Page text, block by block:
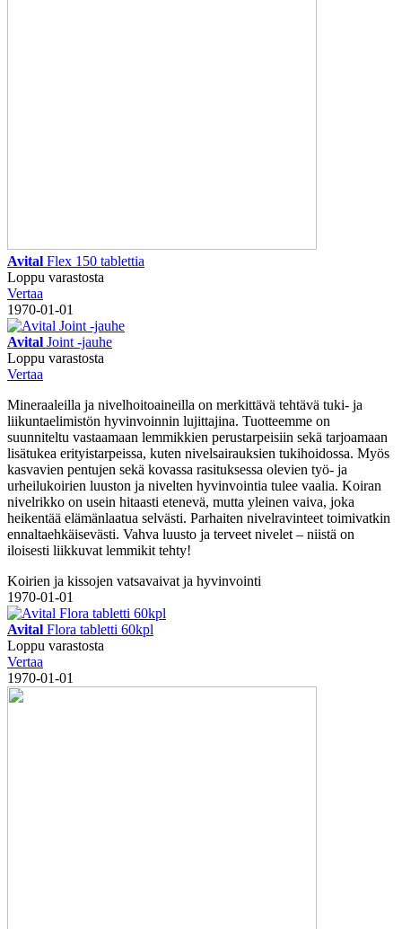
Avital Flex 150 tablettia
Loppu varastosta
Vertaa
1970-01-01
Avital Joint -jauhe
Loppu varastosta
Vertaa
Mineraaleilla ja nivelhoitoaineilla on merkittävä tehtävä tuki- ja
liikuntaelimistön hyvinvoinnin lujittajina. Tuotteemme on
suunniteltu vastaamaan lemmikkien perustarpeisiin sekä tarjoamaan
lisätukea erityistarpeissa, kuten nivelsairauksien tukihoidossa. Myös
kasvavien pentujen sekä kovassa rasituksessa olevien työ- ja
urheilukoirien luuston ja nivelten hyvinvointia tulee vaalia. Koiran
nivelrikko on usein hitaasti etenevä, mutta yleinen vaiva, joka
heikentää elämänlaatua selvästi. Parhaiten nivelravinteet toimivatkin
ennaltaehkäisevästi. Vahva luusto ja terveet nivelet – niistä on
iloisesti liikkuvat lemmikit tehty!
Koirien ja kissojen vatsavaivat ja hyvinvointi
1970-01-01
Avital Flora tabletti 60kpl
Loppu varastosta
Vertaa
1970-01-01